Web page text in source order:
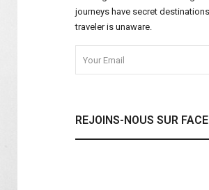
journeys have secret
traveler is unaware.
REJOINS-NOUS SUR